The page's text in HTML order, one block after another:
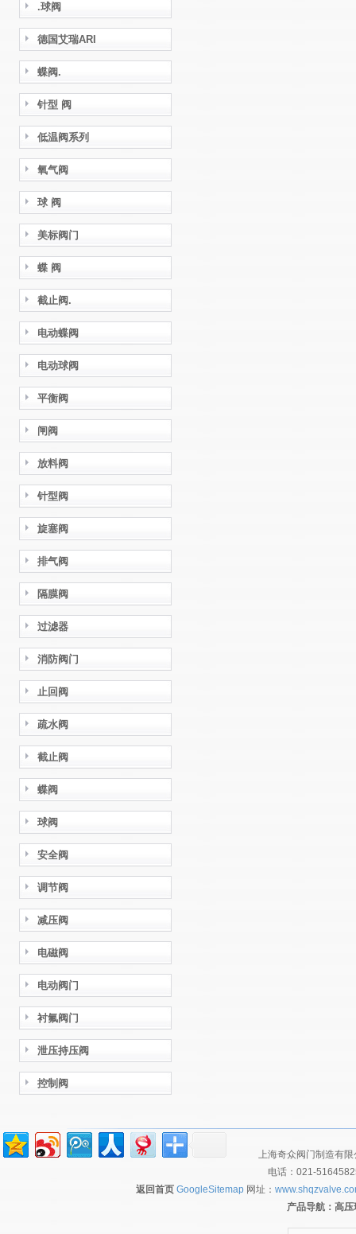
.球阀
德国艾瑞ARI
蝶阀.
针型 阀
低温阀系列
氧气阀
球 阀
美标阀门
蝶 阀
截止阀.
电动蝶阀
电动球阀
平衡阀
闸阀
放料阀
针型阀
旋塞阀
排气阀
隔膜阀
过滤器
消防阀门
止回阀
疏水阀
截止阀
蝶阀
球阀
安全阀
调节阀
减压阀
电磁阀
电动阀门
衬氟阀门
泄压持压阀
控制阀
上海奇众阀门制造有
电话：021-
返回首页 GoogleSitemap 网址：
产品导航： 高压